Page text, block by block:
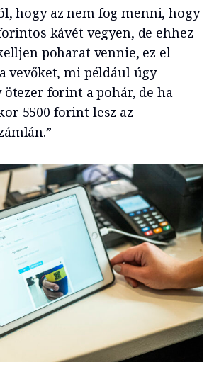
hogy az nem fog menni, hogy
kávét vegyen, de ehhez
poharat vennie, ez el
vevőket, mi például úgy
forint a pohár, de ha
5500 forint lesz az